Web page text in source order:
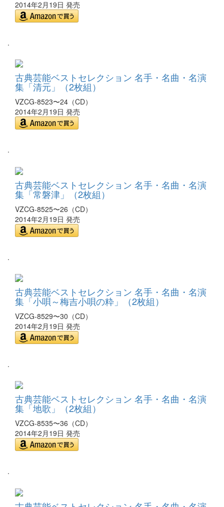
2014年2月19日 発売
.
古典芸能ベストセレクション 名手・名曲・名演
集「清元」（2枚組）
VZCG-8523〜24（CD）
2014年2月19日 発売
.
古典芸能ベストセレクション 名手・名曲・名演
集「常磐津」（2枚組）
VZCG-8525〜26（CD）
2014年2月19日 発売
.
古典芸能ベストセレクション 名手・名曲・名演
集「小唄～梅吉小唄の粋」（2枚組）
VZCG-8529〜30（CD）
2014年2月19日 発売
.
古典芸能ベストセレクション 名手・名曲・名演
集「地歌」（2枚組）
VZCG-8535〜36（CD）
2014年2月19日 発売
.